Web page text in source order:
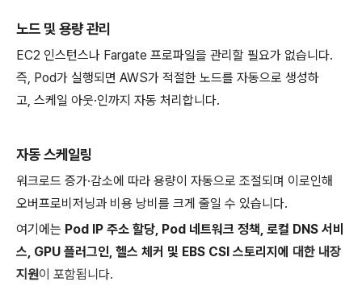
노드 및 용량 관리
EC2 인스턴스나 Fargate 프로파일을 관리할 필요가 없습니다.
즉, Pod가 실행되면 AWS가 적절한 노드를 자동으로 생성하
고, 스케일 아웃·인까지 자동 처리합니다.
자동 스케일링
워크로드 증가·감소에 따라 용량이 자동으로 조절되며 이로인해
오버프로비저닝과 비용 낭비를 크게 줄일 수 있습니다.
여기에는 Pod IP 주소 할당, Pod 네트워크 정책, 로컬 DNS 서비
스, GPU 플러그인, 헬스 체커 및 EBS CSI 스토리지에 대한 내장
지원이 포함됩니다.